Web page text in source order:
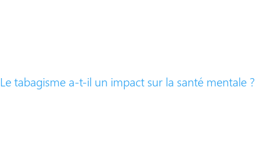
Le tabagisme a-t-il un impact sur la santé mentale ?